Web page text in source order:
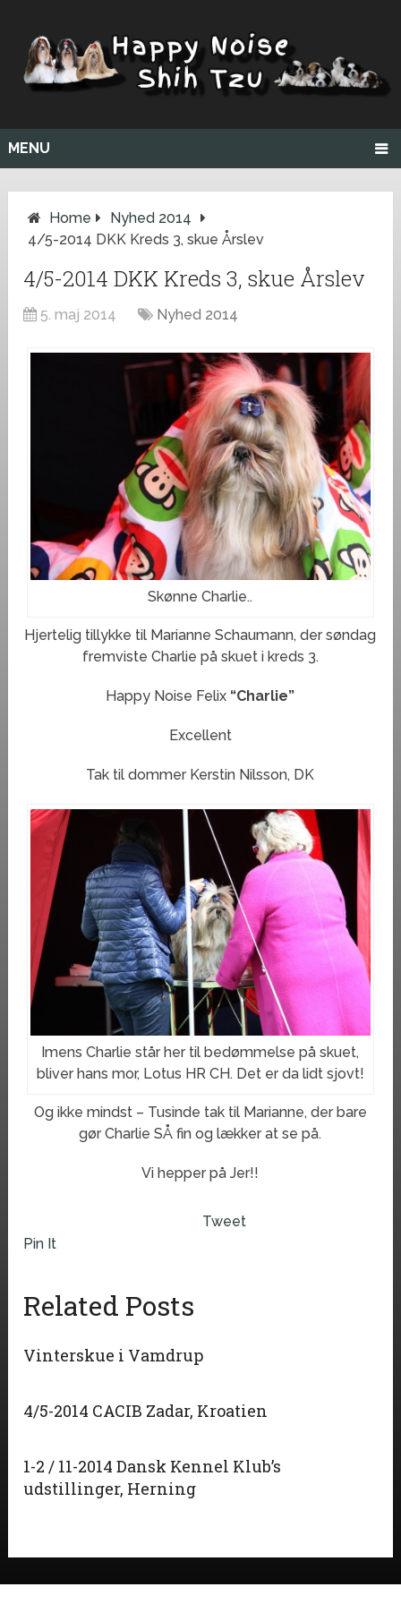
MENU
Home
Nyhed 2014
4/5-2014 DKK Kreds 3, skue Årslev
4/5-2014 DKK Kreds 3, skue Årslev
5. maj 2014 Nyhed 2014
Skønne Charlie..
Hjertelig tillykke til Marianne Schaumann, der søndag
fremviste Charlie på skuet i kreds 3.
Happy Noise Felix “Charlie”
Excellent
Tak til dommer Kerstin Nilsson, DK
Imens Charlie står her til bedømmelse på skuet,
bliver hans mor, Lotus HR CH. Det er da lidt sjovt!
Og ikke mindst – Tusinde tak til Marianne, der bare
gør Charlie SÅ fin og lækker at se på.
Vi hepper på Jer!!
Tweet
Pin It
Related Posts
Vinterskue i Vamdrup
4/5-2014 CACIB Zadar, Kroatien
1-2 / 11-2014 Dansk Kennel Klub’s
udstillinger, Herning